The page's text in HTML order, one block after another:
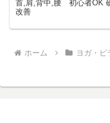
首,肩,背中,腰 初心者OK 硬い人OK 猫背
改善
ホーム ヨガ・ピ